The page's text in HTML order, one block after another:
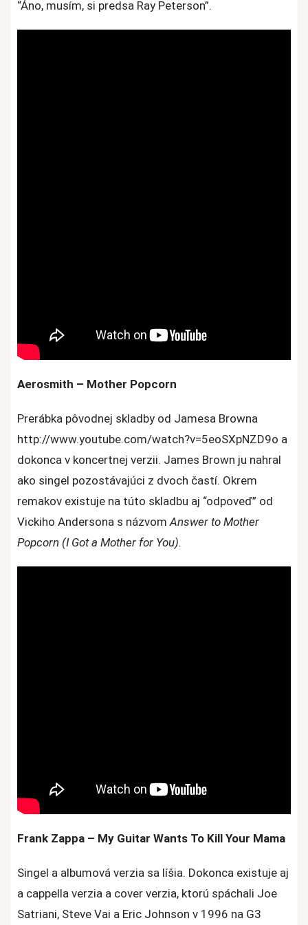
“Áno, musím, si predsa Ray Peterson”.
Aerosmith – Mother Popcorn
Prerábka pôvodnej skladby od Jamesa Browna
http://www.youtube.com/watch?v=5eoSXpNZD9o a
dokonca v koncertnej verzii. James Brown ju nahral
ako singel pozostávajúci z dvoch častí. Okrem
remakov existuje na túto skladbu aj “odpoveď” od
Vickiho Andersona s názvomAnswer to Mother
Popcorn (I Got a Mother for You).
Frank Zappa – My Guitar Wants To Kill Your Mama
Singel a albumová verzia sa líšia. Dokonca existuje aj
a cappella verzia a cover verzia, ktorú spáchali Joe
Satriani, Steve Vai a Eric Johnson v 1996 na G3